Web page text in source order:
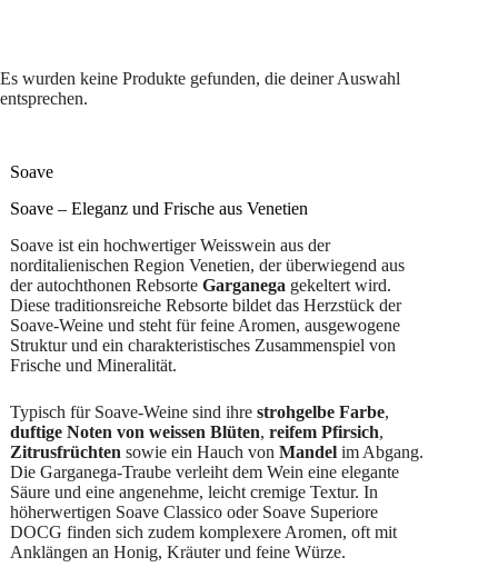
Es wurden keine Produkte gefunden, die deiner Auswahl
entsprechen.
Soave
Soave – Eleganz und Frische aus Venetien
Soave ist ein hochwertiger Weisswein aus der
norditalienischen Region Venetien, der überwiegend aus
der autochthonen Rebsorte Garganega gekeltert wird.
Diese traditionsreiche Rebsorte bildet das Herzstück der
Soave-Weine und steht für feine Aromen, ausgewogene
Struktur und ein charakteristisches Zusammenspiel von
Frische und Mineralität.
Typisch für Soave-Weine sind ihre strohgelbe Farbe,
duftige Noten von weissen Blüten, reifem Pfirsich,
Zitrusfrüchten sowie ein Hauch von Mandelim Abgang.
Die Garganega-Traube verleiht dem Wein eine elegante
Säure und eine angenehme, leicht cremige Textur. In
höherwertigen Soave Classico oder Soave Superiore
DOCG finden sich zudem komplexere Aromen, oft mit
Anklängen an Honig, Kräuter und feine Würze.